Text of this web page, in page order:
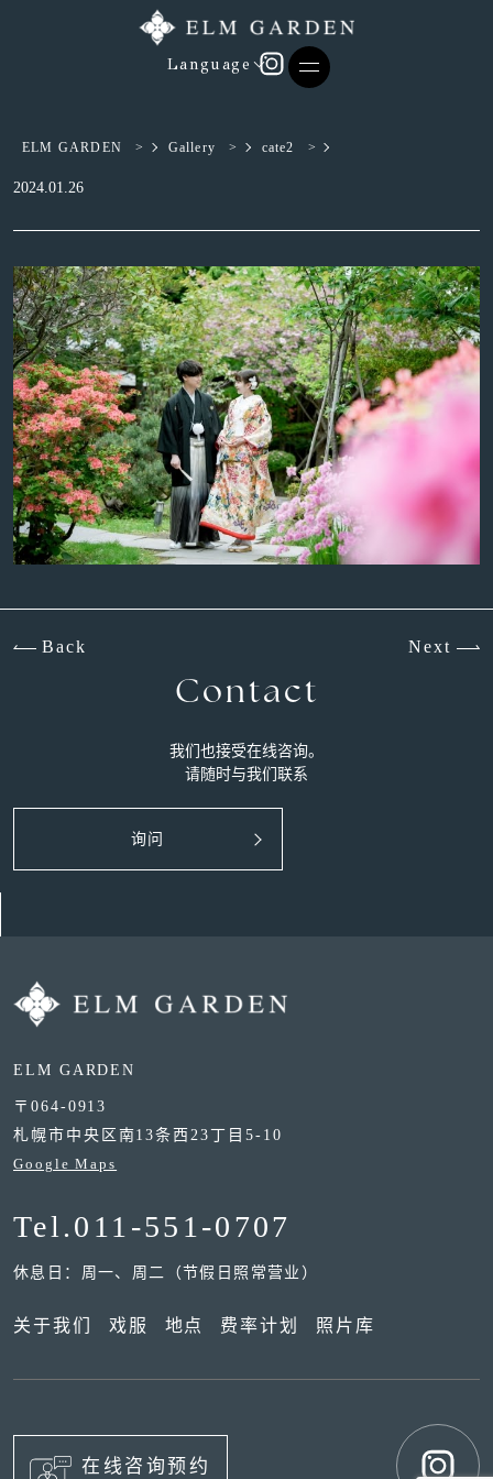
Language
ELM GARDEN > Gallery > cate2 >
2024.01.26
Back Next
Contact
我们也接受在线咨询。
请随时与我们联系
询问
ELM GARDEN
〒064-0913
札幌市中央区南13条西23丁目5-10
Google Maps
Tel.011-551-0707
休息日：周一、周二（节假日照常营业）
关于我们 戏服 地点 费率计划 照片库
在线咨询预约